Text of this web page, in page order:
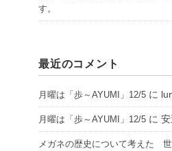
す。
最近のコメント
月曜は「歩～AYUMI」12/5 に
月曜は「歩～AYUMI」12/5 に
メガネの歴史について考えた